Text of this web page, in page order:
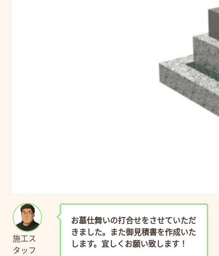
施工ス
タッフ
お墓仕舞いの打合せをさせていただ
きました。また御見積書を作成いた
します。宜しくお願い致します！